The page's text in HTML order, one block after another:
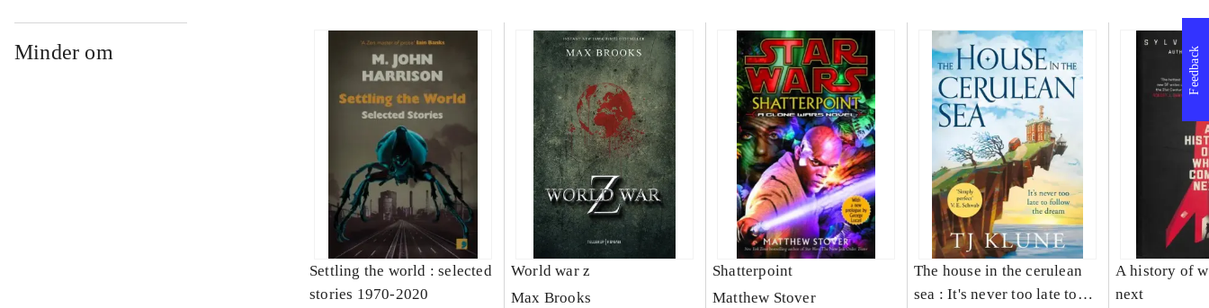
Minder om
Settling the world : selected
stories 1970-2020
World war z
Max Brooks
Shatterpoint
Matthew Stover
The house in the cerulean
sea : It's never too late to
A history of
next
Feedback